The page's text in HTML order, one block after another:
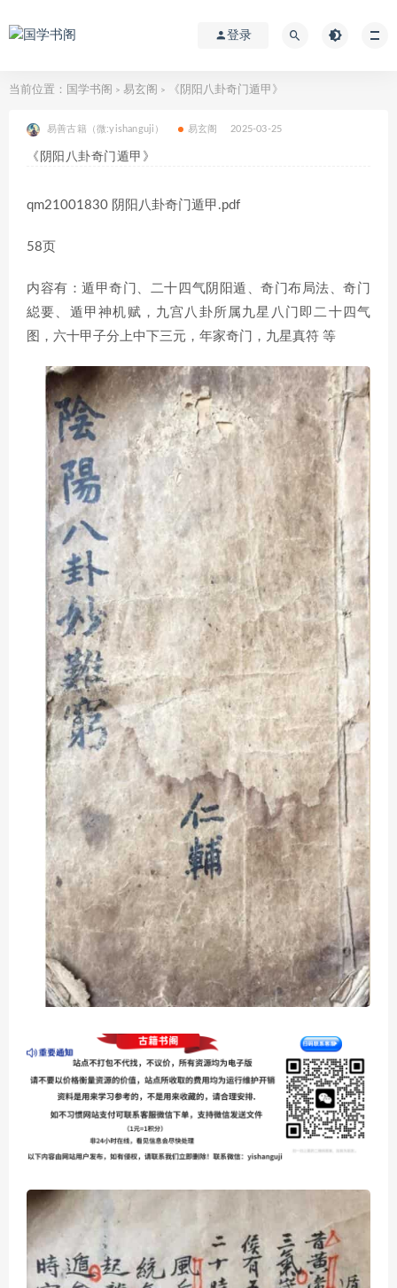
登录
当前位置： 国学书阁 > 易玄阁 > 《阴阳八卦奇门遁甲》
易善古籍（微:yishanguji） 易玄阁 2025-03-25
《阴阳八卦奇门遁甲》
qm21001830 阴阳八卦奇门遁甲.pdf
58页
内容有：遁甲奇门、二十四气阴阳遁、奇门布局法、奇门
縂要、遁甲神机赋，九宫八卦所属九星八门即二十四气
图，六十甲子分上中下三元，年家奇门，九星真符 等